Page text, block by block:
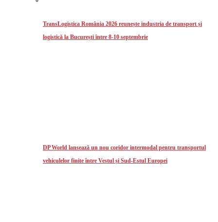
TransLogistica România 2026 reunește industria de transport și
logistică la București între 8-10 septembrie
DP World lansează un nou coridor intermodal pentru transportul
vehiculelor finite între Vestul și Sud-Estul Europei